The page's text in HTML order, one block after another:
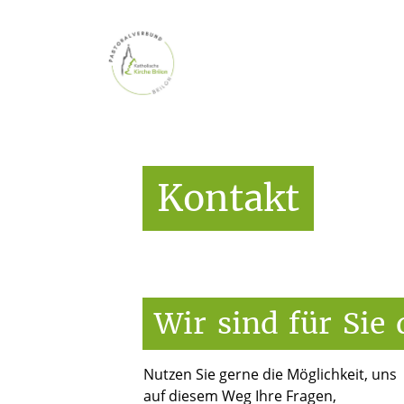
Kontakt
Wir sind für Sie
Nutzen Sie gerne die Möglichkeit, uns
auf diesem Weg Ihre Fragen,